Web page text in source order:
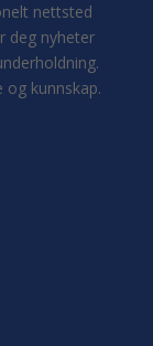
nettsted
deg nyheter
kunnskap.